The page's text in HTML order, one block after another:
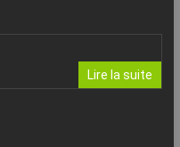
Lire la suite